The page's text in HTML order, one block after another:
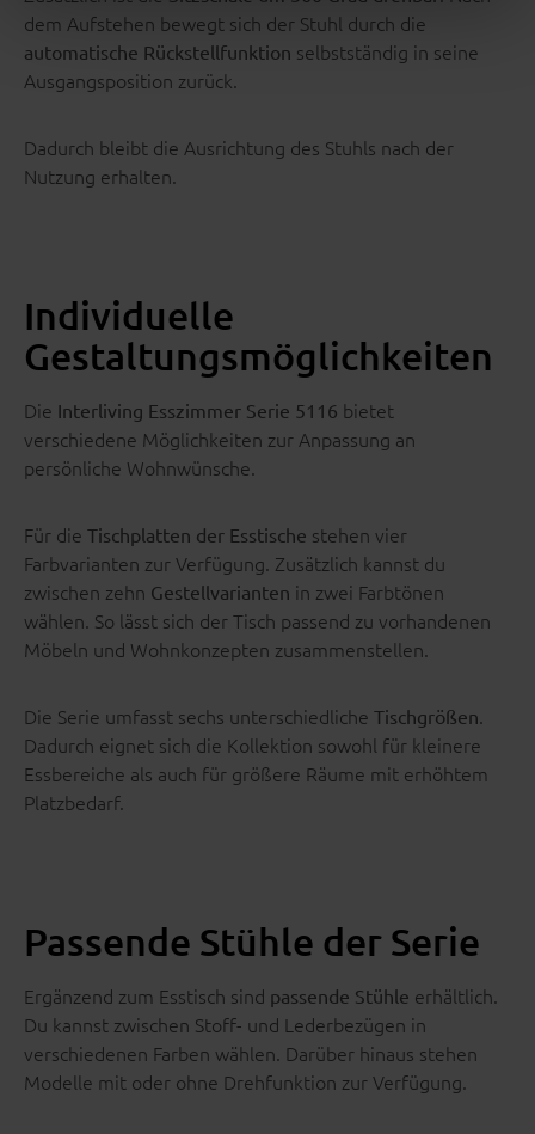
dem Aufstehen bewegt sich der Stuhl durch die
automatische Rückstellfunktion selbstständig in seine
Ausgangsposition zurück.
Dadurch bleibt die Ausrichtung des Stuhls nach der
Nutzung erhalten.
Individuelle
Gestaltungsmöglichkeiten
Die Interliving Esszimmer Serie 5116 bietet
verschiedene Möglichkeiten zur Anpassung an
persönliche Wohnwünsche.
Für die Tischplatten der Esstische stehen vier
Farbvarianten zur Verfügung. Zusätzlich kannst du
zwischen zehn Gestellvarianten in zwei Farbtönen
wählen. So lässt sich der Tisch passend zu vorhandenen
Möbeln und Wohnkonzepten zusammenstellen.
Die Serie umfasst sechs unterschiedliche Tischgrößen.
Dadurch eignet sich die Kollektion sowohl für kleinere
Essbereiche als auch für größere Räume mit erhöhtem
Platzbedarf.
Passende Stühle der Serie
Ergänzend zum Esstisch sind passende Stühle erhältlich.
Du kannst zwischen Stoff- und Lederbezügen in
verschiedenen Farben wählen. Darüber hinaus stehen
Modelle mit oder ohne Drehfunktion zur Verfügung.